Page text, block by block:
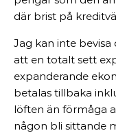
där brist på
Jag kan inte
att en totalt sett
expanderande
betalas tillbaka
löften än förmåga
någon bli sittande